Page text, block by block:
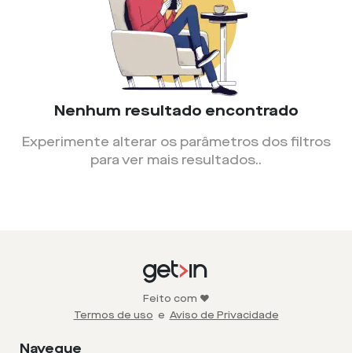
Nenhum resultado encontrado
Experimente alterar os parâmetros dos filtros
para ver mais resultados..
Feito com ❤️
Termos de uso e Aviso de Privacidade
Navegue